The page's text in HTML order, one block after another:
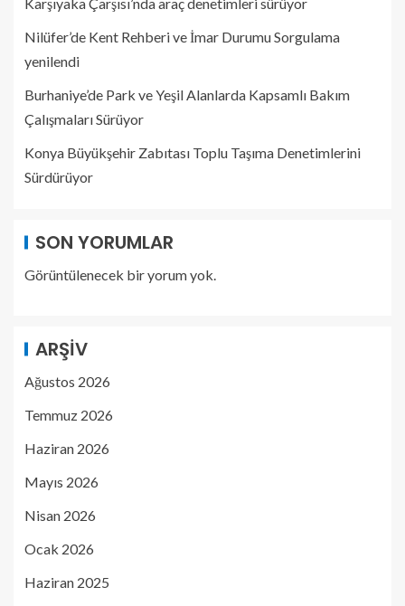
Nilüfer’de Kent Rehberi ve İmar Durumu Sorgulama
yenilendi
Burhaniye’de Park ve Yeşil Alanlarda Kapsamlı Bakım
Çalışmaları Sürüyor
Konya Büyükşehir Zabıtası Toplu Taşıma Denetimlerini
Sürdürüyor
SON YORUMLAR
Görüntülenecek bir yorum yok.
ARŞIV
Ağustos 2026
Temmuz 2026
Haziran 2026
Mayıs 2026
Nisan 2026
Ocak 2026
Haziran 2025